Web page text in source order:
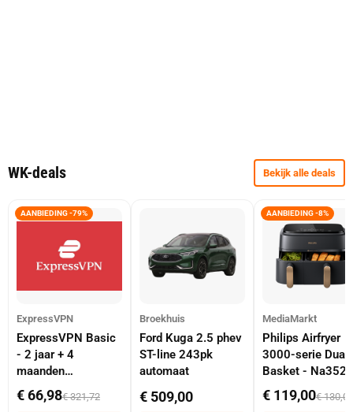
WK-deals Bekijk alle deals
AANBIEDING -79%
ExpressVPN
ExpressVPN Basic
- 2 jaar + 4
maanden
abonnement
€ 66,98€ 321,72
Broekhuis
Ford Kuga 2.5 phev
ST-line 243pk
automaat
€ 509,00
AANBIEDING -8%
MediaMarkt
Philips Airfryer
3000-serie Dual
Basket -
Dubbele Mand 9
Tot 6 Personen
€ 119,00€ 130,00